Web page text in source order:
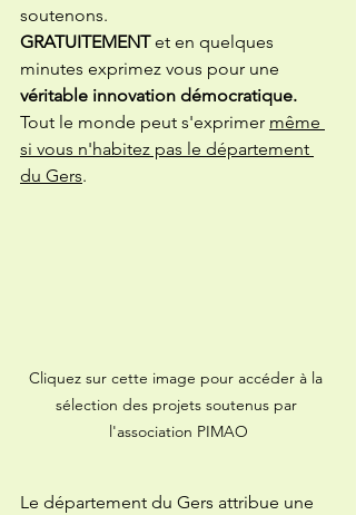
soutenons.
GRATUITEMENT et en quelques
minutes exprimez vous pour une
véritable innovation démocratique.
Tout le monde peut s'exprimer même
si vous n'habitez pas le département
du Gers.
Cliquez sur cette image pour accéder à la
sélection des projets soutenus par
l'association PIMAO
Le département du Gers attribue une